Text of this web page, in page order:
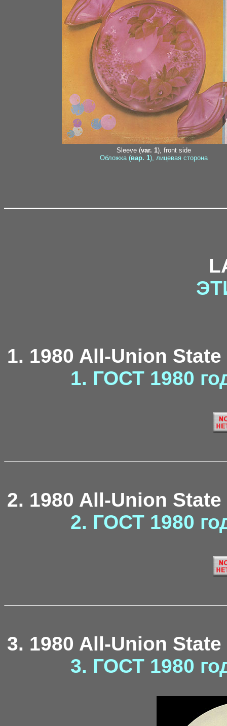
Sleeve (var. 1), front side
Обложка (вар. 1), лицевая сторона
1. 1980 All-Union
1. ГОСТ 1980
2. 1980 All-Union
2. ГОСТ 1980
3. 1980 All-Union
3. ГОСТ 1980